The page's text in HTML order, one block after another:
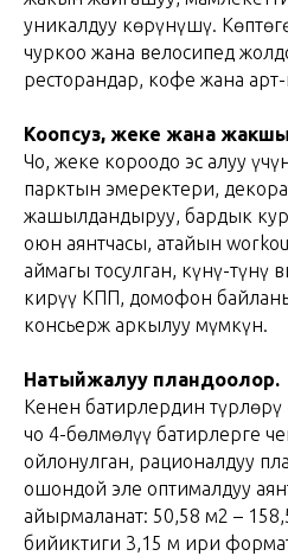
уникалдуу көрүнүшү.
чуркоо жана велосипед
ресторандар, кофе жана арт-
Коопсуз, жеке жана
Чоң, жеке короодо эс алуу
парктын эмеректери,
жашылдандыруу, бардык
оюн аянтчасы, атайын
аймагы тосулган, күнү-түнү
кирүү КПП, домофон
консьерж аркылуу мүмкүн.
Натыйжалуу пландоолор.
Кенен батирлердин түрлөрү
чоң 4-бөлмөлүү батирлерге
ойлонулган, рационалдуу
ошондой эле оптималдуу
айырмаланат: 50,58 м2 –
бийиктиги 3,15 м ири